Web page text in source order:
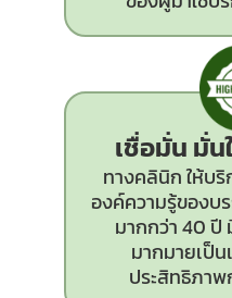
เชื่อมั่น มั่น
ทางคลินิก ให้บริ
องค์ความรู้ของบ
มากกว่า 40 ปี
มากมายเป็
ประสิทธิภาพ